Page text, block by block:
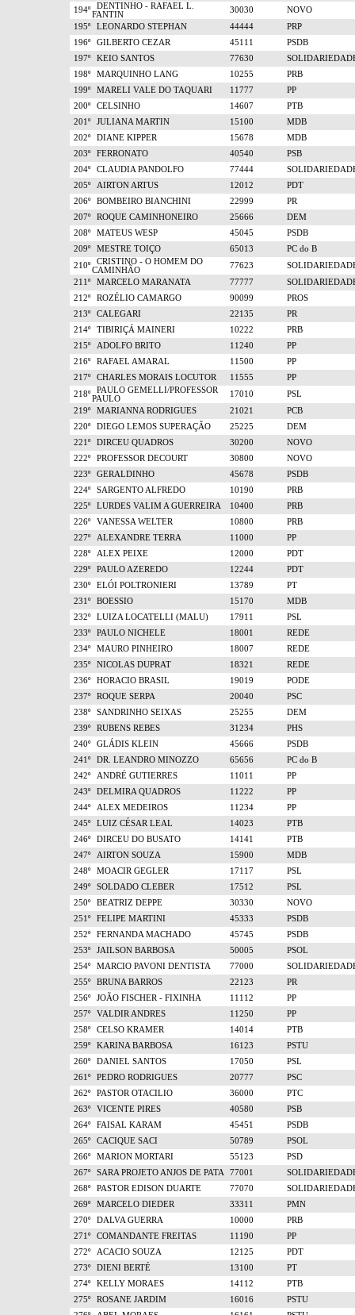
194º
DENTINHO - RAFAEL L.
FANTIN
30030
NOVO
195º
LEONARDO STEPHAN 44444
PRP
196º
GILBERTO CEZAR 45111
PSDB
197º
KEIO SANTOS 77630
198º
MARQUINHO LANG 10255
PRB
199º
MARELI VALE DO TAQUARI 11777
PP
200º
CELSINHO 14607
PTB
201º
JULIANA MARTIN 15100
MDB
202º
DIANE KIPPER 15678
MDB
203º
FERRONATO 40540
PSB
204º
CLAUDIA PANDOLFO 77444
205º
AIRTON ARTUS 12012
PDT
206º
BOMBEIRO BIANCHINI 22999
PR
207º
ROQUE CAMINHONEIRO 25666
DEM
208º
MATEUS WESP 45045
PSDB
209º
MESTRE TOIÇO 65013
PC do B
210º
CRISTINO - O HOMEM DO
CAMINHÃO
77623
211º
MARCELO MARANATA 77777
212º
ROZÉLIO CAMARGO 90099
PROS
213º
CALEGARI 22135
PR
214º
TIBIRIÇÁ MAINERI 10222
PRB
215º
ADOLFO BRITO 11240
PP
216º
RAFAEL AMARAL 11500
PP
217º
CHARLES MORAIS LOCUTOR 11555
PP
218º
PAULO GEMELLI/PROFESSOR
PAULO
17010
PSL
219º
MARIANNA RODRIGUES 21021
PCB
220º
DIEGO LEMOS SUPERAÇÃO 25225
DEM
221º
DIRCEU QUADROS 30200
NOVO
222º
PROFESSOR DECOURT 30800
NOVO
223º
GERALDINHO 45678
PSDB
224º
SARGENTO ALFREDO 10190
PRB
225º
LURDES VALIM A GUERREIRA 10400
PRB
226º
VANESSA WELTER 10800
PRB
227º
ALEXANDRE TERRA 11000
PP
228º
ALEX PEIXE 12000
PDT
229º
PAULO AZEREDO 12244
PDT
230º
ELÓI POLTRONIERI 13789
PT
231º
BOESSIO 15170
MDB
232º
LUIZA LOCATELLI (MALU) 17911
PSL
233º
PAULO NICHELE 18001
REDE
234º
MAURO PINHEIRO 18007
REDE
235º
NICOLAS DUPRAT 18321
REDE
236º
HORACIO BRASIL 19019
PODE
237º
ROQUE SERPA 20040
PSC
238º
SANDRINHO SEIXAS 25255
DEM
239º
RUBENS REBES 31234
PHS
240º
GLÁDIS KLEIN 45666
PSDB
241º
DR. LEANDRO MINOZZO 65656
PC do B
242º
ANDRÉ GUTIERRES 11011
PP
243º
DELMIRA QUADROS 11222
PP
244º
ALEX MEDEIROS 11234
PP
245º
LUIZ CÉSAR LEAL 14023
PTB
246º
DIRCEU DO BUSATO 14141
PTB
247º
AIRTON SOUZA 15900
MDB
248º
MOACIR GEGLER 17117
PSL
249º
SOLDADO CLEBER 17512
PSL
250º
BEATRIZ DEPPE 30330
NOVO
251º
FELIPE MARTINI 45333
PSDB
252º
FERNANDA MACHADO 45745
PSDB
253º
JAILSON BARBOSA 50005
PSOL
254º
MARCIO PAVONI DENTISTA 77000
255º
BRUNA BARROS 22123
PR
256º
JOÃO FISCHER - FIXINHA 11112
PP
257º
VALDIR ANDRES 11250
PP
258º
CELSO KRAMER 14014
PTB
259º
KARINA BARBOSA 16123
PSTU
260º
DANIEL SANTOS 17050
PSL
261º
PEDRO RODRIGUES 20777
PSC
262º
PASTOR OTACILIO 36000
PTC
263º
VICENTE PIRES 40580
PSB
264º
FAISAL KARAM 45451
PSDB
265º
CACIQUE SACI 50789
PSOL
266º
MARION MORTARI 55123
PSD
267º
SARA PROJETO ANJOS DE PATA 77001
268º
PASTOR EDISON DUARTE 77070
269º
MARCELO DIEDER 33311
PMN
270º
DALVA GUERRA 10000
PRB
271º
COMANDANTE FREITAS 11190
PP
272º
ACACIO SOUZA 12125
PDT
273º
DIENI BERTÉ 13100
PT
274º
KELLY MORAES 14112
PTB
275º
ROSANE JARDIM 16016
PSTU